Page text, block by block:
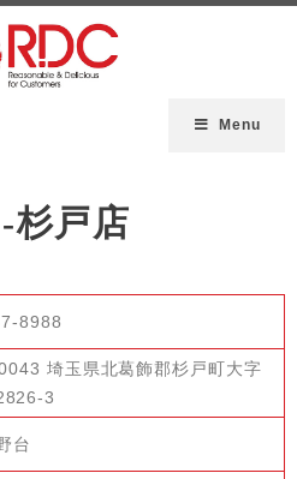
Menu
杉戸店
8988
埼玉県北葛飾郡杉戸町大字
3
台